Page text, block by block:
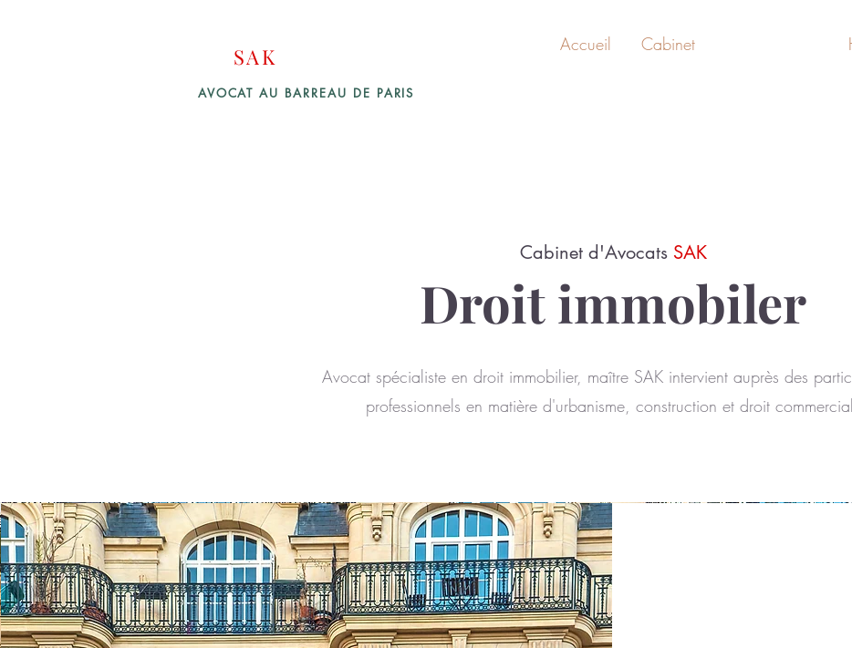
SAK Accueil Cabinet
AVOCAT AU BARREAU DE PARIS
Cabinet d'Avocats SAK
Droit immobiler
Avocat spécialiste en droit immobilier, maître SAK intervient auprès des
professionnels en matière d'urbanisme, construction et droit